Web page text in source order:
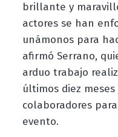
brillante y
actores se han
unámonos para
afirmó Serrano,
arduo trabajo
últimos diez
colaboradores
evento.